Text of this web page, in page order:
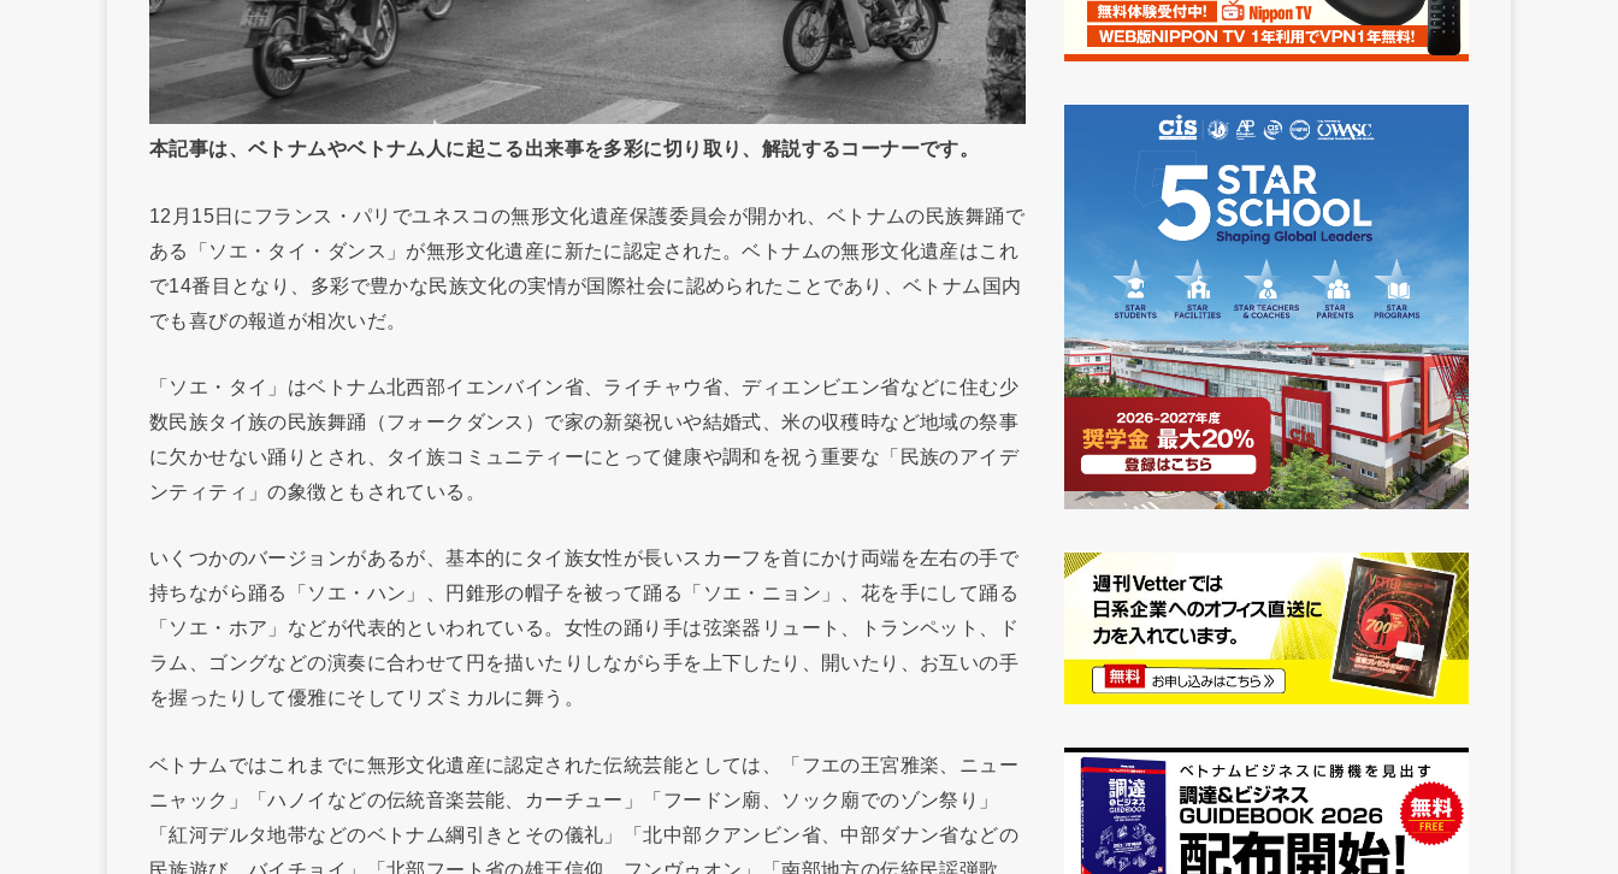
本記事は、ベトナムやベトナム人に起こる出来事を多彩に切り取り、解説するコーナーです。
12月15日にフランス・パリでユネスコの無形文化遺産保護委員会が開かれ、ベトナムの民族舞踊で
ある「ソエ・タイ・ダンス」が無形文化遺産に新たに認定された。ベトナムの無形文化遺産はこれ
で14番目となり、多彩で豊かな民族文化の実情が国際社会に認められたことであり、ベトナム国内
でも喜びの報道が相次いだ。
「ソエ・タイ」はベトナム北西部イエンバイン省、ライチャウ省、ディエンビエン省などに住む少
数民族タイ族の民族舞踊（フォークダンス）で家の新築祝いや結婚式、米の収穫時など地域の祭事
に欠かせない踊りとされ、タイ族コミュニティーにとって健康や調和を祝う重要な「民族のアイデ
ンティティ」の象徴ともされている。
いくつかのバージョンがあるが、基本的にタイ族女性が長いスカーフを首にかけ両端を左右の手で
持ちながら踊る「ソエ・ハン」、円錐形の帽子を被って踊る「ソエ・ニョン」、花を手にして踊る
「ソエ・ホア」などが代表的といわれている。女性の踊り手は弦楽器リュート、トランペット、ド
ラム、ゴングなどの演奏に合わせて円を描いたりしながら手を上下したり、開いたり、お互いの手
を握ったりして優雅にそしてリズミカルに舞う。
ベトナムではこれまでに無形文化遺産に認定された伝統芸能としては、「フエの王宮雅楽、ニュー
ニャック」「ハノイなどの伝統音楽芸能、カーチュー」「フードン廟、ソック廟でのゾン祭り」
「紅河デルタ地帯などのベトナム綱引きとその儀礼」「北中部クアンビン省、中部ダナン省などの
民族遊び、バイチョイ」「北部フート省の雄王信仰、フンヴゥオン」「南部地方の伝統民謡弾歌、